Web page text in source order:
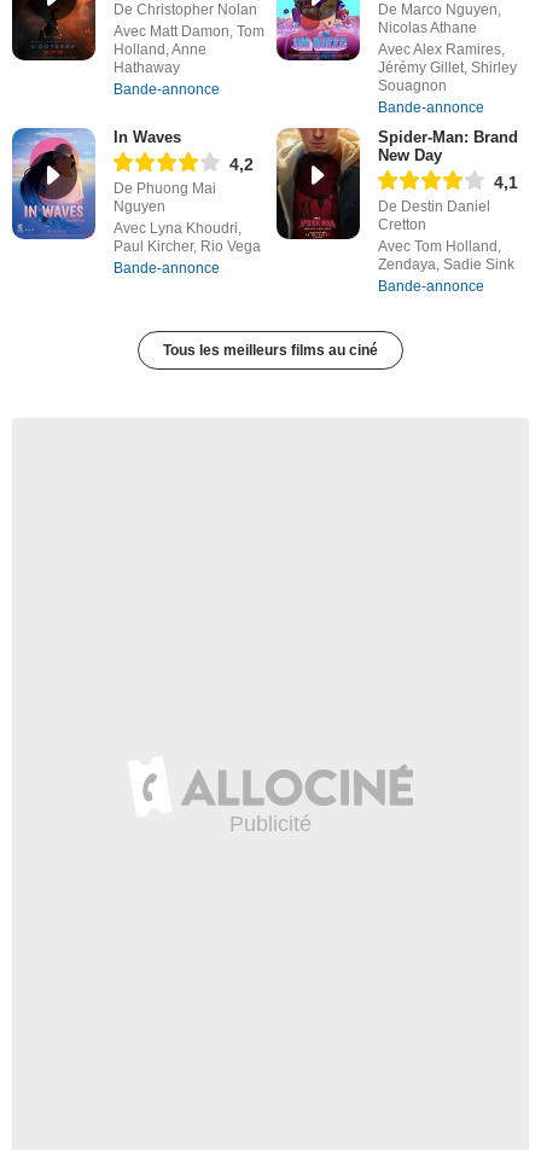
De Christopher Nolan
Avec Matt Damon, Tom
Holland, Anne
Hathaway
Bande-annonce
De Marco Nguyen,
Nicolas Athane
Avec Alex Ramires,
Jérémy Gillet, Shirley
Souagnon
Bande-annonce
In Waves
4,2
De Phuong Mai
Nguyen
Avec Lyna Khoudri,
Paul Kircher, Rio Vega
Bande-annonce
Spider-Man: Brand
New Day
4,1
De Destin Daniel
Cretton
Avec Tom Holland,
Zendaya, Sadie Sink
Bande-annonce
Tous les meilleurs films au ciné